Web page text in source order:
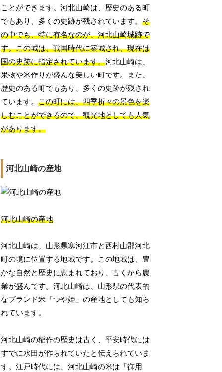
ことができます。河北山崎は、歴史のある町
でもあり、多くの史跡が残されています。そ
の中でも、特に有名なのが、河北山崎城跡で
す。この城は、戦国時代に築城され、現在は
国の史跡に指定されています。河北山崎は、
果物や米作りが盛んな美しい町です。また、
歴史のある町でもあり、多くの史跡が残され
ています。この町には、四季折々の景色を楽
しむことができるので、観光地としても人気
があります。
河北山崎の産地
河北山崎の産地
河北山崎は、山形県寒河江市と西村山郡河北
町の境に位置する地域です。この地域は、豊
かな自然と歴史に恵まれており、古くから農
業が盛んです。河北山崎は、山形県の代表的
なブランド米「つや姫」の産地としても知ら
れています。
河北山崎の稲作の歴史は古く、平安時代には
すでに水田が作られていたと伝えられていま
す。江戸時代には、河北山崎の米は「御用